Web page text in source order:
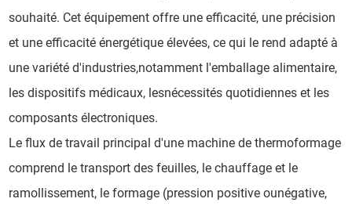
souhaité. Cet équipement offre une efficacité, une précision
et une efficacité énergétique élevées, ce qui le rend adapté à
une variété d'industries,notamment l'emballage alimentaire,
les dispositifs médicaux, lesnécessités quotidiennes et les
composants électroniques.
Le flux de travail principal d'une machine de thermoformage
comprend le transport des feuilles, le chauffage et le
ramollissement, le formage (pression positive ounégative,